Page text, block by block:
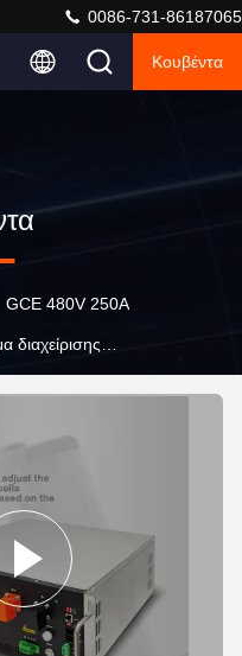
0086-731-86187065
Κουβέντα
GCE 480V 250A